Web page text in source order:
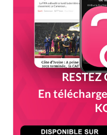
RESTEZ
En